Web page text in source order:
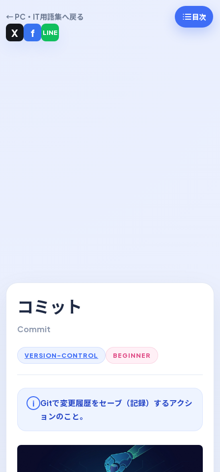
← PC・IT用語集へ戻る
X f LINE
コミット
Commit
VERSION-CONTROL BEGINNER
i
Gitで変更履歴をセーブ（記録）するアクシ
ョンのこと。
目次